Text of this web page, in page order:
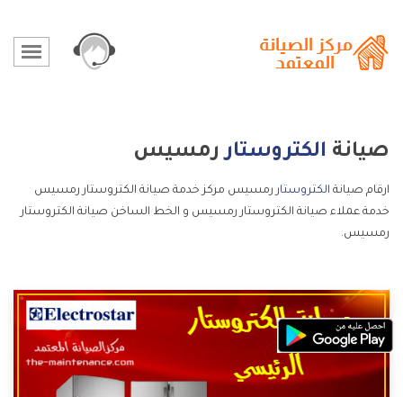
صيانة الكتروستاررمسيس
ارقام صيانة الكتروستار رمسيس مركز خدمة صيانة الكتروستار رمسيس
خدمة عملاء صيانة الكتروستار رمسيس و الخط الساخن صيانة الكتروستار
رمسيس.